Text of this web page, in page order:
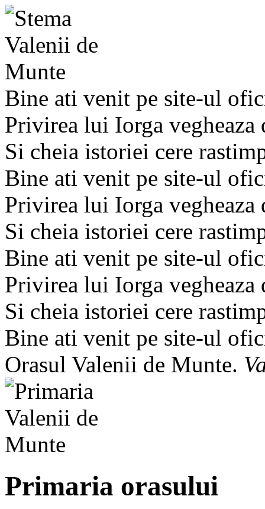
Bine ati venit pe site-ul
Privirea lui Iorga
Si cheia istoriei cere
Bine ati venit pe site-ul
Privirea lui Iorga
Si cheia istoriei cere
Bine ati venit pe site-ul
Privirea lui Iorga
Si cheia istoriei cere
Bine ati venit pe site-ul
Orasul Valenii de Munte.
Primaria orasului